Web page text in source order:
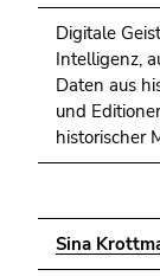
Digitale
Intelligenz,
Daten aus
und
historischer
Sina